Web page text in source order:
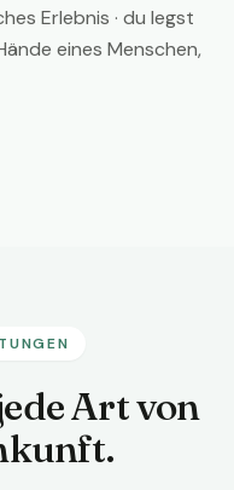
Erlebnis · du legst
eines Menschen,
Art von